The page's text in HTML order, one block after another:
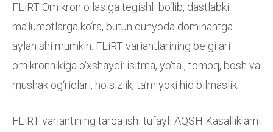
FLiRT Omikron oilasiga tegishli bo‘lib, dastlabki
maʼlumotlarga ko‘ra, butun dunyoda dominantga
aylanishi mumkin. FLiRT variantlarining belgilari
omikronnikiga o‘xshaydi: isitma, yo‘tal, tomoq, bosh va
mushak og‘riqlari, holsizlik, taʼm yoki hid bilmaslik.
FLiRT variantining tarqalishi tufayli AQSH Kasalliklarni